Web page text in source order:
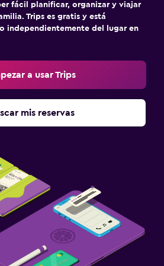
fácil planificar, organizar y viajar
Trips es gratis y está
independientemente del lugar en
a usar Trips
mis reservas